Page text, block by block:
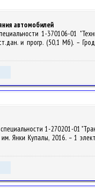
автомобилей
1-370106-01
и прогр. (50,1 Мб). –
1-270201-01
Янки Купалы, 2016. – 1